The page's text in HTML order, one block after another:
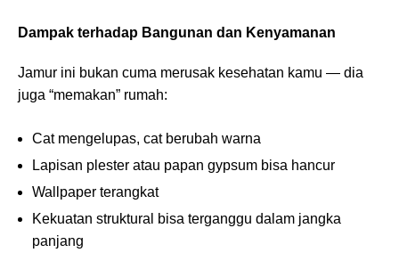
Dampak terhadap Bangunan dan Kenyamanan
Jamur ini bukan cuma merusak kesehatan kamu — dia
juga “memakan” rumah:
Cat mengelupas, cat berubah warna
Lapisan plester atau papan gypsum bisa hancur
Wallpaper terangkat
Kekuatan struktural bisa terganggu dalam jangka
panjang